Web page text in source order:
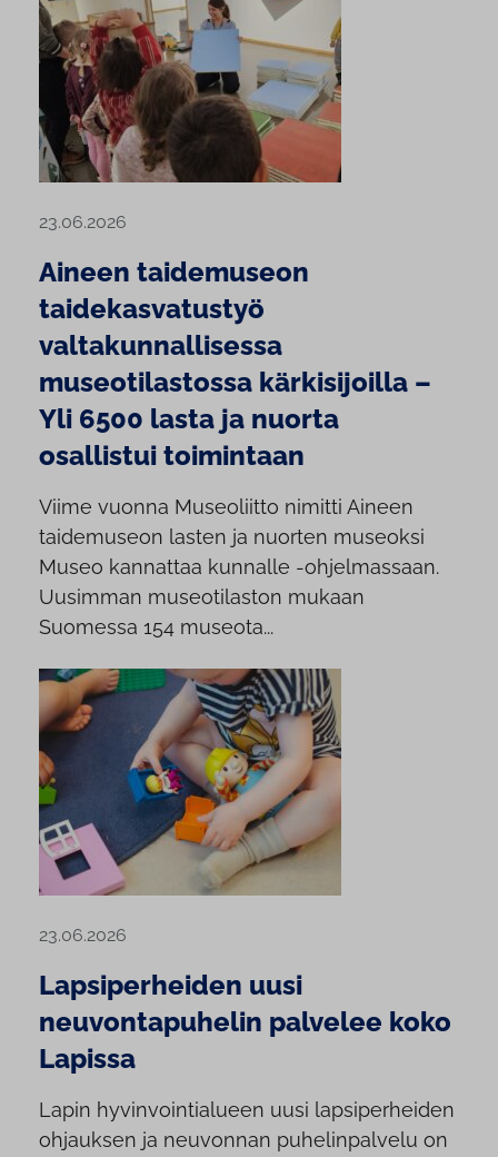
23.06.2026
Aineen taidemuseon
taidekasvatustyö
valtakunnallisessa
museotilastossa kärkisijoilla –
Yli 6500 lasta ja nuorta
osallistui toimintaan
Viime vuonna Museoliitto nimitti Aineen
taidemuseon lasten ja nuorten museoksi
Museo kannattaa kunnalle -ohjelmassaan.
Uusimman museotilaston mukaan
Suomessa 154 museota...
23.06.2026
Lapsiperheiden uusi
neuvontapuhelin palvelee koko
Lapissa
Lapin hyvinvointialueen uusi lapsiperheiden
ohjauksen ja neuvonnan puhelinpalvelu on